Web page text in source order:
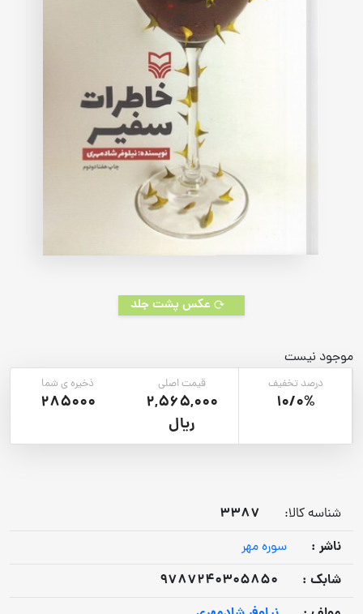
عکس پشت جلد
موجود نیست
درصد تخفیف
10/0%
قیمت اصلی
2,565,000
ریال
ذخیره ی شما
285000
شناسه کالا:
3387
ناشر :
سوره مهر
شابک :
9787240305850